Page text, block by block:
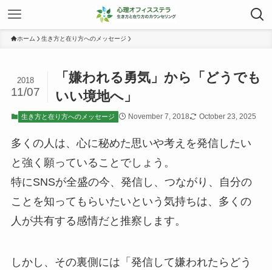
ホーム 生き方と在り方へのメッセージ
「嫌われる勇気」から「どうでも
いい境地へ」
2018
11/07
生き方と在り方へのメッセージ November 7, 2018 October 23, 2025
多くの人は、心に秘めた思いや考えを発信したい
と強く願っていることでしょう。
特にSNSが全盛の今、発信し、つながり、自分の
ことを知ってもらいたいという気持ちは、多くの
人が共有する感情だと推察します。
しかし、その裏側には「発信して嫌われたらどう